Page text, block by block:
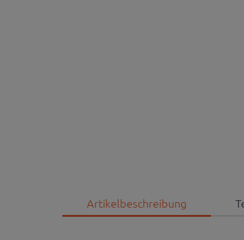
Artikelbeschreibung